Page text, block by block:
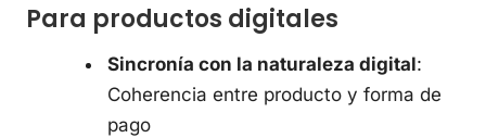
Para productos digitales
Sincronía con la naturaleza digital:
Coherencia entre producto y forma de
pago